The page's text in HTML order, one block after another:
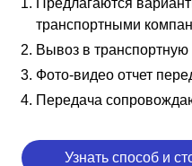
транспортными
Вывоз в
Фото-видео отчет
Передача
Узнать способ и